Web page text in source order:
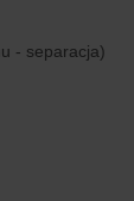
- separacja)